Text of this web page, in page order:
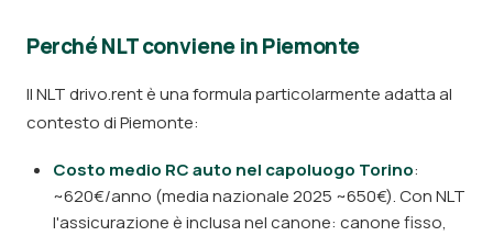
Perché NLT conviene in Piemonte
Il NLT drivo.rent è una formula particolarmente adatta al
contesto di Piemonte:
Costo medio RC auto nel capoluogo Torino:
~620€/anno (media nazionale 2025 ~650€). Con NLT
l'assicurazione è inclusa nel canone: canone fisso,